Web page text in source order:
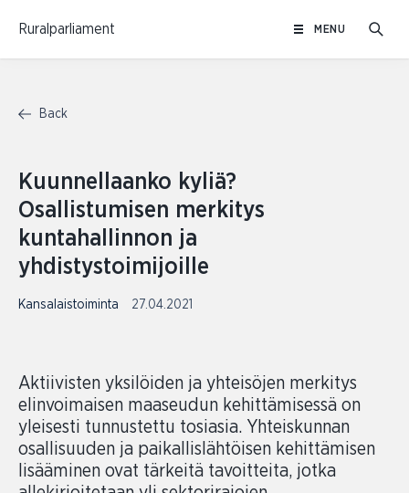
Ruralparliament MENU
Back
Kuunnellaanko kyliä?
Osallistumisen merkitys
kuntahallinnon ja
yhdistystoimijoille
Kansalaistoiminta 27.04.2021
Aktiivisten yksilöiden ja yhteisöjen merkitys
elinvoimaisen maaseudun kehittämisessä on
yleisesti tunnustettu tosiasia. Yhteiskunnan
osallisuuden ja paikallislähtöisen kehittämisen
lisääminen ovat tärkeitä tavoitteita, jotka